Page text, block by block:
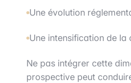
Une évolution
Une intensification de la
Ne pas intégrer cette
prospective peut